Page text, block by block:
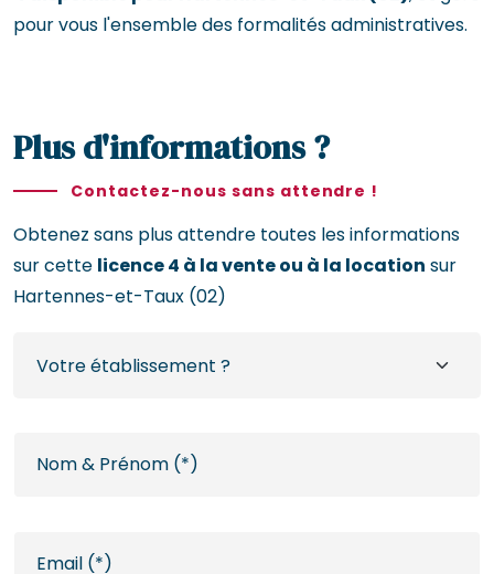
pour vous l'ensemble des formalités administratives.
Plus d'informations ?
Contactez-nous sans attendre !
Obtenez sans plus attendre toutes les informations
sur cette licence 4 à la vente ou à la location sur
Hartennes-et-Taux (02)